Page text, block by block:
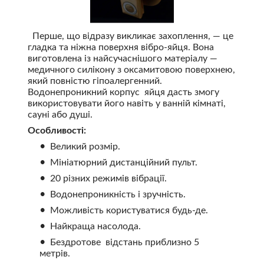
Перше, що відразу викликає захоплення, — це
гладка та ніжна поверхня вібро-яйця. Вона
виготовлена із найсучаснішого матеріалу —
медичного силікону з оксамитовою поверхнею,
який повністю гіпоалергенний.
Водонепроникний корпус яйця дасть змогу
використовувати його навіть у ванній кімнаті,
сауні або душі.
Особливості:
Великий розмір.
Мініатюрний дистанційний пульт.
20 різних режимів вібрації.
Водонепроникність і зручність.
Можливість користуватися будь-де.
Найкраща насолода.
Бездротове відстань приблизно 5
метрів.